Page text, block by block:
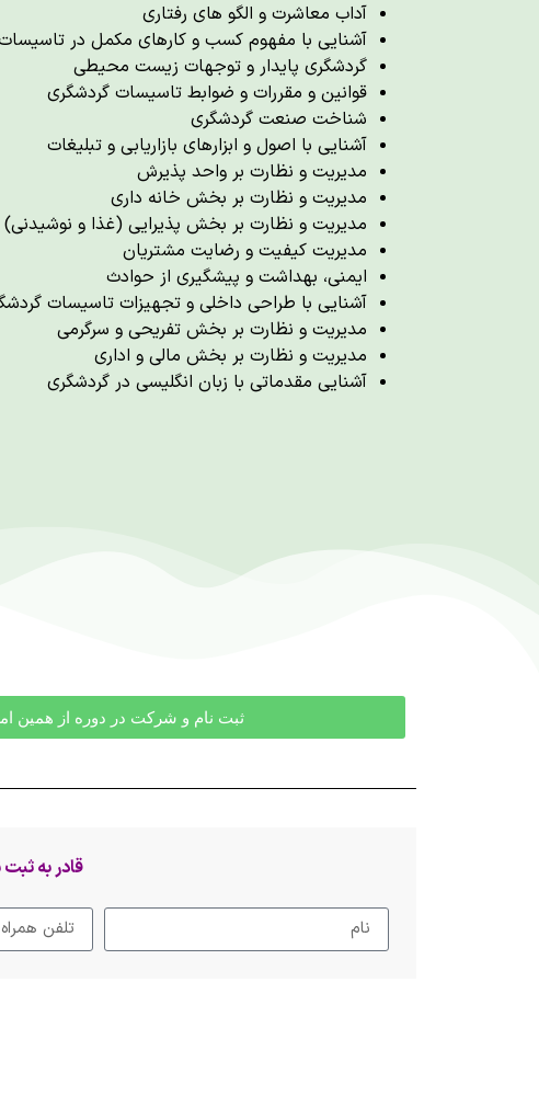
آداب معاشرت و الگو های رفتاری
آشنایی با مفهوم کسب و کارهای مکمل در
گردشگری پایدار و توجهات زیست محیطی
قوانین و مقررات و ضوابط تاسیسات گردشگری
شناخت صنعت گردشگری
آشنایی با اصول و ابزارهای بازاریابی و تبلیغات
مدیریت و نظارت بر واحد پذیرش
مدیریت و نظارت بر بخش خانه داری
مدیریت و نظارت بر بخش پذیرایی (غذا و نوشیدنی)
مدیریت کیفیت و رضایت مشتریان
ایمنی، بهداشت و پیشگیری از حوادث
آشنایی با طراحی داخلی و تجهیزات تاسیسات
مدیریت و نظارت بر بخش تفریحی و سرگرمی
مدیریت و نظارت بر بخش مالی و اداری
آشنایی مقدماتی با زبان انگلیسی در گردشگری
ثبت نام و شرکت در دوره از همین
قادر به